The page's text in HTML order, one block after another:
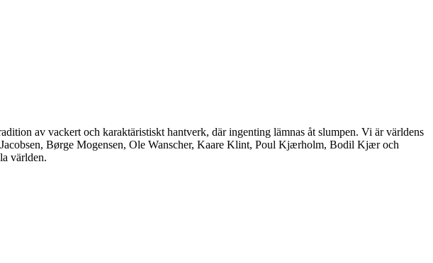
av vackert och karaktäristiskt hantverk, där ingenting lämnas åt slumpen. Vi är världens
Børge Mogensen, Ole Wanscher, Kaare Klint, Poul Kjærholm, Bodil Kjær och
världen.